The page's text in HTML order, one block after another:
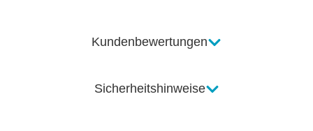
Kundenbewertungen
Sicherheitshinweise